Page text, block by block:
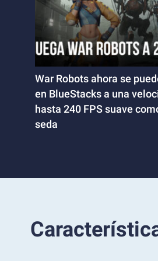
War Robots ahora se
en BlueStacks a una
hasta 240 FPS suave
seda